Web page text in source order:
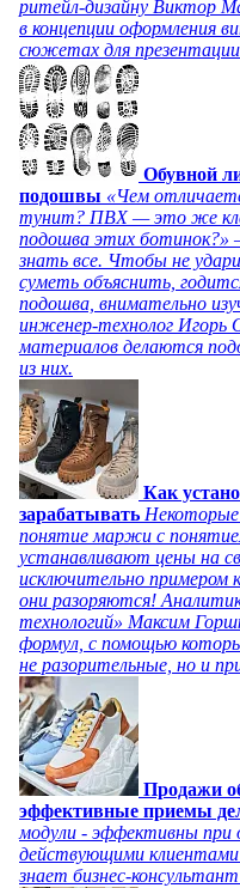
ритейл-дизайну Виктор
в концепции оформления
сюжетах для
Обувной
подошвы «Чем
тунит? ПВХ — это же
подошва этих ботинок?»
знать все. Чтобы не
суметь объяснить,
подошва, внимательно
инженер-технолог Игорь
материалов делаются
из них.
Как
зарабатывать
понятие маржи с
устанавливают цены на
исключительно примером
они разоряются!
технологий» Максим
формул, с помощью
не разорительные, но и
Продажи
эффективные приемы
модули - эффективны при
действующими клиентами
знает бизнес-